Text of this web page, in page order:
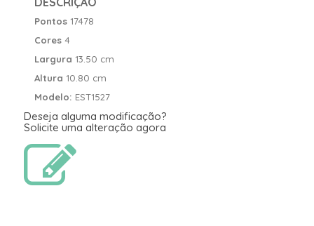
Pontos 17478
Cores4
Largura 13.50 cm
Altura 10.80 cm
Modelo: EST1527
Deseja alguma modificação?
Solicite uma alteração agora